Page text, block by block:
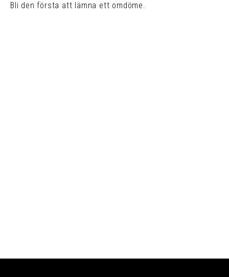
Bli den första att lämna ett omdöme.